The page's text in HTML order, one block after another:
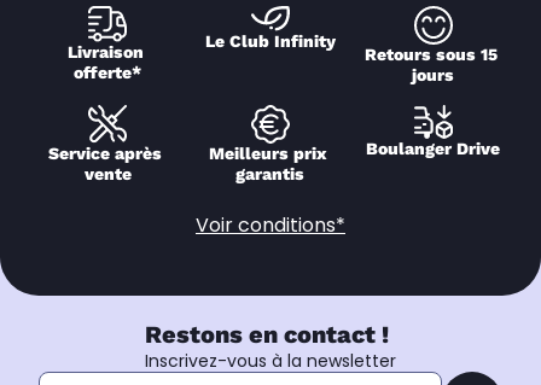
Livraison
offerte*
Le Club Infinity
Retours sous 15
jours
Service après
vente
Meilleurs prix
garantis
Boulanger Drive
Voir conditions*
Restons en contact !
Inscrivez-vous à la newsletter